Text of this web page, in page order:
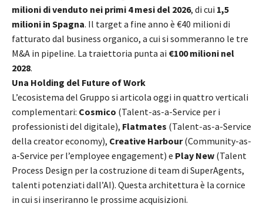
milioni di venduto nei primi 4 mesi del 2026, di cui 1,5
milioni in Spagna. Il target a fine anno è €40 milioni di
fatturato dal business organico, a cui si sommeranno le tre
M&A in pipeline. La traiettoria punta ai €100 milioni nel
2028.
Una Holding del Future of Work
L’ecosistema del Gruppo si articola oggi in quattro verticali
complementari: Cosmico (Talent-as-a-Service per i
professionisti del digitale), Flatmates (Talent-as-a-Service
della creator economy), Creative Harbour(Community-as-
a-Service per l’employee engagement) e Play New (Talent
Process Design per la costruzione di team di SuperAgents,
talenti potenziati dall’AI). Questa architettura è la cornice
in cui si inseriranno le prossime acquisizioni.